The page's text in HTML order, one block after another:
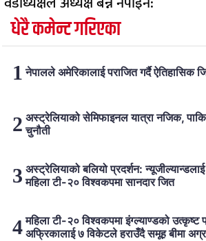
धेरै कमेन्ट गरिएका
नेपालले अमेरिकालाई पराजित गर्दै ऐतिहासिक
अस्ट्रेलियाको सेमिफाइनल यात्रा नजिक,
चुनौती
अस्ट्रेलियाको बलियो प्रदर्शन:
महिला टी-२० विश्वकपमा सानदार जित
महिला टी-२० विश्वकपमा इंग्ल्याण्डको उत्कृष्ट
अफ्रिकालाई ७ विकेटले हराउँदै समूह बीमा